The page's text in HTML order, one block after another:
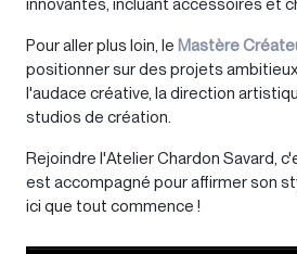
innovantes, incluant accessoires et
Pour aller plus loin, le Mastère
positionner sur des projets
l'audace créative, la direction
studios de création.
Rejoindre l'Atelier Chardon Savard,
est accompagné pour affirmer son
ici que tout commence !